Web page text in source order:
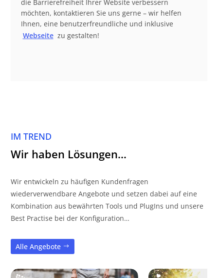
die Barrierefreiheit Ihrer Website verbessern
möchten, kontaktieren Sie uns gerne – wir helfen
Ihnen, eine benutzerfreundliche und inklusive
Webseite zu gestalten!
IM TREND
Wir haben Lösungen…
Wir entwickeln zu häufigen Kundenfragen
wiederverwendbare Angebote und setzen dabei auf eine
Kombination aus bewährten Tools und PlugIns und unsere
Best Practise bei der Konfiguration…
Alle Angebote